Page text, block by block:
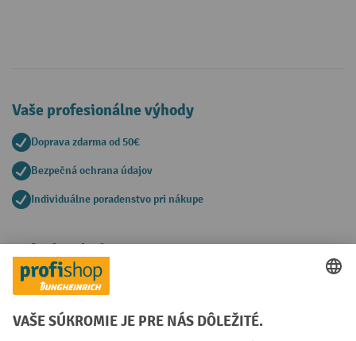
Vaše profesionálne výhody
Doprava zdarma od 50€
Bezpečná ochrana údajov
Individuálne poradenstvo pri nákupe
Spôsoby platby
Creditcard (Master)Creditcard (Visa)
Faktúra Predplatba